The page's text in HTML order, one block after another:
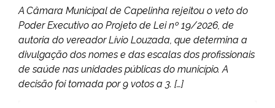
A Câmara Municipal de Capelinha rejeitou o veto do
Poder Executivo ao Projeto de Lei nº 19/2026, de
autoria do vereador Lívio Louzada, que determina a
divulgação dos nomes e das escalas dos profissionais
de saúde nas unidades públicas do município. A
decisão foi tomada por 9 votos a 3. […]